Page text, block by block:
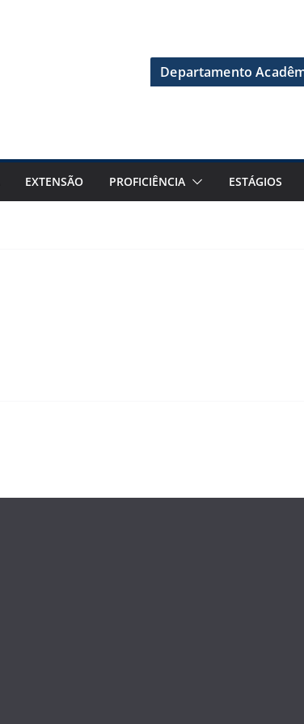
Departamento
EXTENSÃO PROFICIÊNCIA ESTÁGIOS